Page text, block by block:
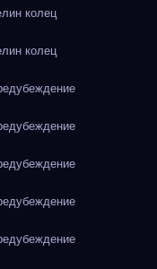
колец
колец